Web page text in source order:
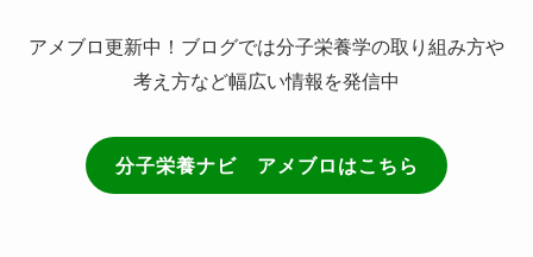
アメブロ更新中！ブログでは分子栄養学の取り組み方や
考え方など幅広い情報を発信中
分子栄養ナビ アメブロはこちら